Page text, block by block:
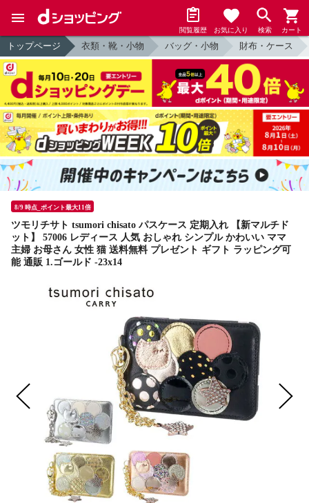
閲覧履歴 お気に入り 検索 カート
トップページ 衣類・靴・小物 バッグ・小物 財布・ケース
8/9 時点_ポイント最大11倍
ツモリチサト tsumori chisato パスケース 定期入れ 【新マルチド
ット】 57006 レディース 人気 おしゃれ シンプル かわいい ママ
主婦 お母さん 女性 猫 送料無料 プレゼント ギフト ラッピング可
能 通販 1.ゴールド -23x14